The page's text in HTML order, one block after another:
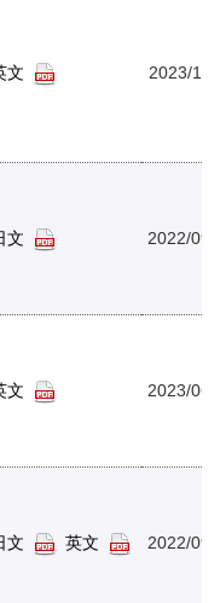
文 2023/10/
文 2022/09/
文 2023/06/
文 英文 2022/09/